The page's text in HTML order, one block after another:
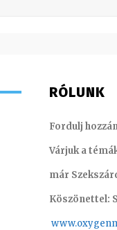
RÓLUNK
Fordulj
Várjuk a
már
Köszönettel: